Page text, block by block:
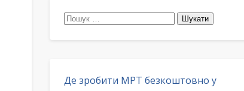
Пошук:
Де зробити МРТ безкоштовно у